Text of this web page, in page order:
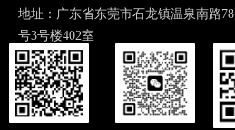
地址：广东省东莞市石龙镇温泉南路78
号3号楼402室